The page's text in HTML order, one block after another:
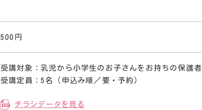
500円
受講対象：乳児から小学生のお子さんをお持ちの保護者
受講定員：5名（申込み順／要・予約）
チラシデータを見る